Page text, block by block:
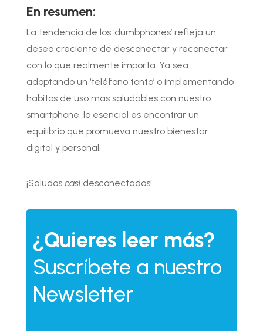
En resumen:
La tendencia de los ‘dumbphones’ refleja un
deseo creciente de desconectar y reconectar
con lo que realmente importa. Ya sea
adoptando un ‘teléfono tonto’ o implementando
hábitos de uso más saludables con nuestro
smartphone, lo esencial es encontrar un
equilibrio que promueva nuestro bienestar
digital y personal.
¡Saludos casidesconectados!
¿Quieres leer más?
Suscríbete a nuestro
Newsletter